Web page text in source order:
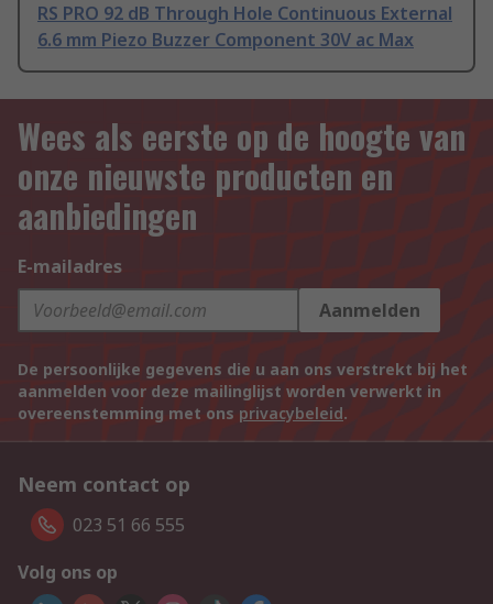
RS PRO 92 dB Through Hole Continuous External
6.6 mm Piezo Buzzer Component 30V ac Max
Wees als eerste op de hoogte van
onze nieuwste producten en
aanbiedingen
E-mailadres
Aanmelden
De persoonlijke gegevens die u aan ons verstrekt bij het
aanmelden voor deze mailinglijst worden verwerkt in
overeenstemming met ons privacybeleid.
Neem contact op
023 51 66 555
Volg ons op